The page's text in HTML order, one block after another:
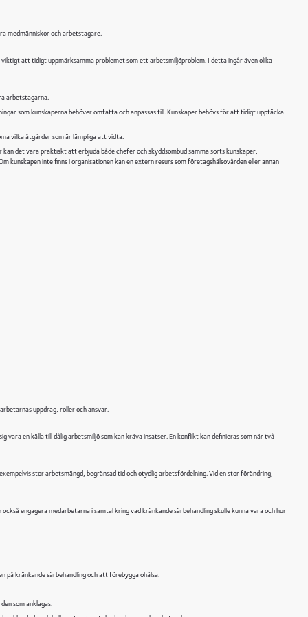
steg för steg
- Från kallelse till justering
uppgift i Svenska kyrkan
medmänniskor och arbetstagare.
att tidigt uppmärksamma problemet som ett arbetsmiljöproblem. I detta ingår även olika
arbetstagarna.
som kunskaperna behöver omfatta och anpassas till. Kunskaper behövs för att tidigt upptäcka
vilka åtgärder som är lämpliga att vidta.
det vara praktiskt att erbjuda både chefer och skyddsombud samma sorts kunskaper,
kunskapen inte finns i organisationen kan en extern resurs som företagshälsovården eller annan
uppdrag, roller och ansvar.
en källa till dålig arbetsmiljö som kan kräva insatser. En konflikt kan definieras som när två
stor arbetsmängd, begränsad tid och otydlig arbetsfördelning. Vid en stor förändring,
engagera medarbetarna i samtal kring vad kränkande särbehandling skulle kunna vara och hur
kränkande särbehandling och att förebygga ohälsa.
som anklagas.